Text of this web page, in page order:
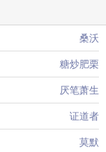
桑沃
糖炒肥栗
厌笔萧生
证道者
莫默